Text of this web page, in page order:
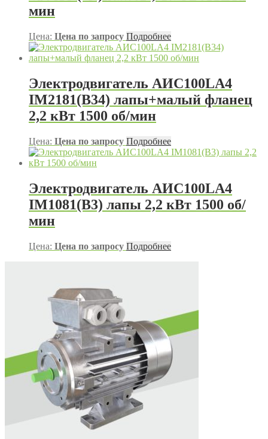
мин
Цена: Цена по запросу Подробнее
Электродвигатель АИС100LA4
IM2181(B34) лапы+малый фланец
2,2 кВт 1500 об/мин
Цена: Цена по запросу Подробнее
Электродвигатель АИС100LA4
IM1081(B3) лапы 2,2 кВт 1500 об/
мин
Цена: Цена по запросу Подробнее